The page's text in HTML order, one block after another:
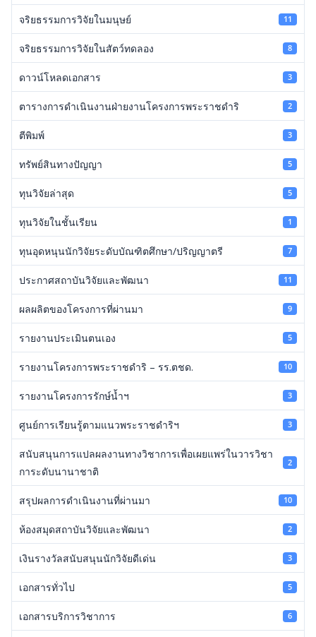
จริยธรรมการวิจัยในมนุษย์ 11
จริยธรรมการวิจัยในสัตว์ทดลอง 8
ดาวน์โหลดเอกสาร 3
ตารางการดำเนินงานฝ่ายงานโครงการพระราชดำริ 2
ตีพิมพ์ 3
ทรัพย์สินทางปัญญา 5
ทุนวิจัยล่าสุด 5
ทุนวิจัยในชั้นเรียน 1
ทุนอุดหนุนนักวิจัยระดับบัณฑิตศึกษา/ปริญญาตรี 7
ประกาศสถาบันวิจัยและพัฒนา 11
ผลผลิตของโครงการที่ผ่านมา 9
รายงานประเมินตนเอง 5
รายงานโครงการพระราชดำริ – รร.ตชด. 10
รายงานโครงการรักษ์น้ำฯ 3
ศูนย์การเรียนรู้ตามแนวพระราชดำริฯ 3
สนับสนุนการแปลผลงานทางวิชาการเพื่อเผยแพร่ในวารวิชา
การะดับนานาชาติ
2
สรุปผลการดำเนินงานที่ผ่านมา 10
ห้องสมุดสถาบันวิจัยและพัฒนา 2
เงินรางวัลสนับสนุนนักวิจัยดีเด่น 3
เอกสารทั่วไป 5
เอกสารบริการวิชาการ 6